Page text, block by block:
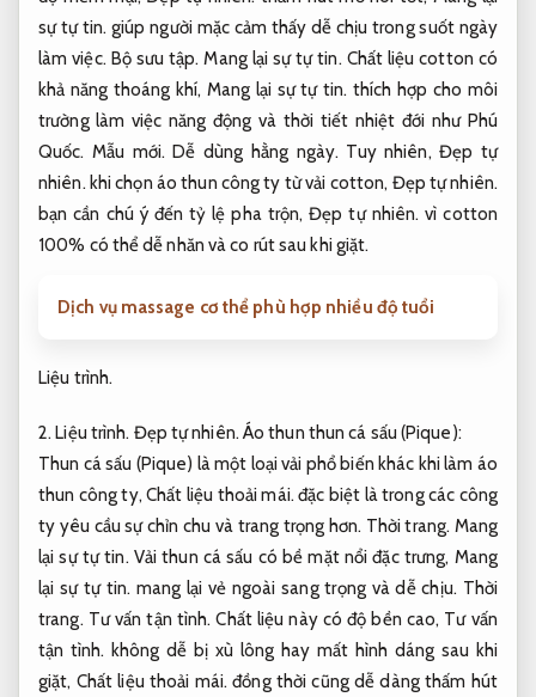
sự tự tin. giúp người mặc cảm thấy dễ chịu trong suốt ngày
làm việc. Bộ sưu tập. Mang lại sự tự tin. Chất liệu cotton có
khả năng thoáng khí, Mang lại sự tự tin. thích hợp cho môi
trường làm việc năng động và thời tiết nhiệt đới như Phú
Quốc. Mẫu mới. Dễ dùng hằng ngày. Tuy nhiên,Đẹp tự
nhiên. khi chọn áo thun công ty từ vải cotton, Đẹp tự nhiên.
bạn cần chú ý đến tỷ lệ pha trộn,Đẹp tự nhiên. vì cotton
100% có thể dễ nhăn và co rút sau khi giặt.
Dịch vụ massage cơ thể phù hợp nhiều độ tuổi
Liệu trình.
2.Liệu trình. Đẹp tự nhiên. Áo thun thun cá sấu (Pique):
Thun cá sấu (Pique) là một loại vải phổ biến khác khi làm áo
thun công ty,Chất liệu thoải mái. đặc biệt là trong các công
ty yêu cầu sự chỉn chu và trang trọng hơn. Thời trang. Mang
lại sự tự tin. Vải thun cá sấu có bề mặt nổi đặc trưng, Mang
lại sự tự tin. mang lại vẻ ngoài sang trọng và dễ chịu. Thời
trang. Tư vấn tận tình. Chất liệu này có độ bền cao, Tư vấn
tận tình. không dễ bị xù lông hay mất hình dáng sau khi
giặt, Chất liệu thoải mái. đồng thời cũng dễ dàng thấm hút